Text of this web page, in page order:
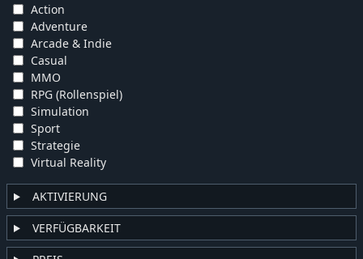
Action
Adventure
Arcade & Indie
Casual
MMO
RPG (Rollenspiel)
Simulation
Sport
Strategie
Virtual Reality
AKTIVIERUNG
VERFÜGBARKEIT